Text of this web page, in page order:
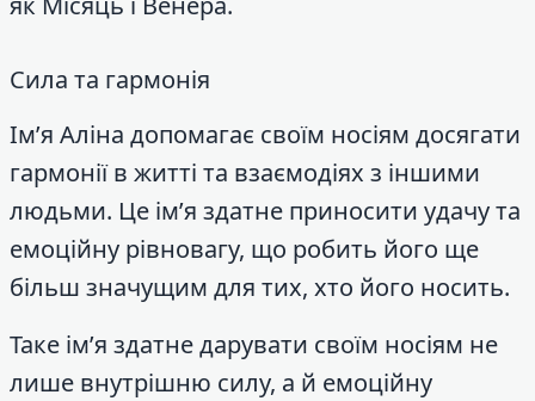
Сила та гармонія
Ім’я Аліна допомагає своїм носіям досягати
гармонії в житті та взаємодіях з іншими
людьми. Це ім’я здатне приносити удачу та
емоційну рівновагу, що робить його ще
більш значущим для тих, хто його носить.
Таке ім’я здатне дарувати своїм носіям не
лише внутрішню силу, а й емоційну